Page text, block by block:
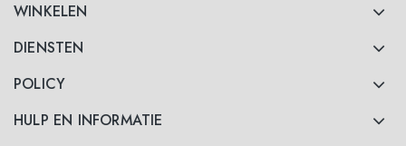
WINKELEN
DIENSTEN
POLICY
HULP EN INFORMATIE